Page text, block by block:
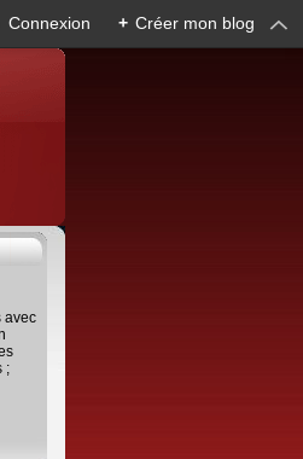
Connexion + Créer mon blog
avec
;